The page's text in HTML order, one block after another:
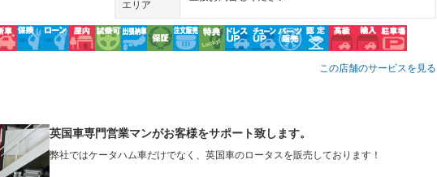
エリア
この店舗のサービスを見る
英国車専門営業マンがお客様をサポート致します。
弊社ではケータハム車だけでなく、英国車のロータスを販売しております！